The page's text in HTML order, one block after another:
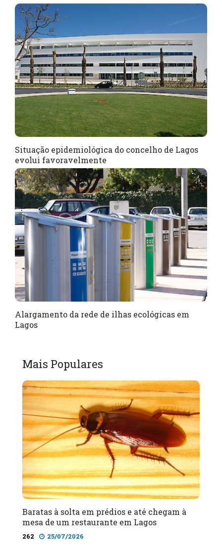
Situação epidemiológica do concelho de Lagos
evolui favoravelmente
Alargamento da rede de ilhas ecológicas em
Lagos
Mais Populares
Baratas à solta em prédios e até chegam à
mesa de um restaurante em Lagos
262 25/07/2026